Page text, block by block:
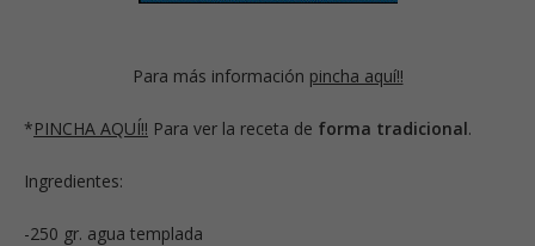
Para más información pincha aquí!!
*PINCHA AQUÍ!! Para ver la receta de forma tradicional.
Ingredientes:
-250 gr. agua templada